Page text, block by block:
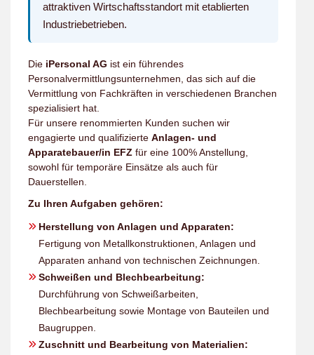
attraktiven Wirtschaftsstandort mit etablierten
Industriebetrieben.
Die iPersonal AG ist ein führendes
Personalvermittlungsunternehmen, das sich auf die
Vermittlung von Fachkräften in verschiedenen Branchen
spezialisiert hat.
Für unsere renommierten Kunden suchen wir
engagierte und qualifizierte Anlagen- und
Apparatebauer/in EFZ für eine 100% Anstellung,
sowohl für temporäre Einsätze als auch für
Dauerstellen.
Zu Ihren Aufgaben gehören:
Herstellung von Anlagen und Apparaten:
Fertigung von Metallkonstruktionen, Anlagen und
Apparaten anhand von technischen Zeichnungen.
Schweißen und Blechbearbeitung:
Durchführung von Schweißarbeiten,
Blechbearbeitung sowie Montage von Bauteilen und
Baugruppen.
Zuschnitt und Bearbeitung von Materialien: